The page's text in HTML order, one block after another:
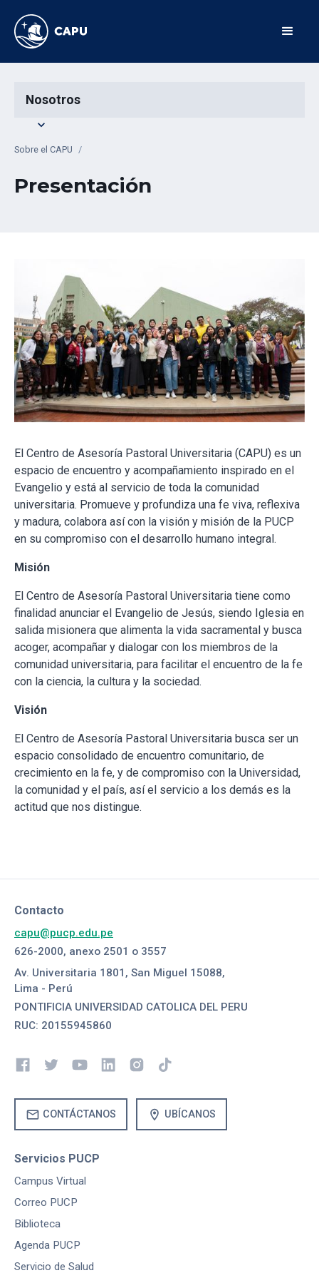
Nosotros
expand_more
Sobre el CAPU /
Presentación
El Centro de Asesoría Pastoral Universitaria (CAPU) es un
espacio de encuentro y acompañamiento inspirado en el
Evangelio y está al servicio de toda la comunidad
universitaria. Promueve y profundiza una fe viva, reflexiva
y madura, colabora así con la visión y misión de la PUCP
en su compromiso con el desarrollo humano integral.
Misión
El Centro de Asesoría Pastoral Universitaria tiene como
finalidad anunciar el Evangelio de Jesús, siendo Iglesia en
salida misionera que alimenta la vida sacramental y busca
acoger, acompañar y dialogar con los miembros de la
comunidad universitaria, para facilitar el encuentro de la fe
con la ciencia, la cultura y la sociedad.
Visión
El Centro de Asesoría Pastoral Universitaria busca ser un
espacio consolidado de encuentro comunitario, de
crecimiento en la fe, y de compromiso con la Universidad,
la comunidad y el país, así el servicio a los demás es la
actitud que nos distingue.
Contacto
capu@pucp.edu.pe
626-2000, anexo 2501 o 3557
Av. Universitaria 1801, San Miguel 15088,
Lima - Perú
PONTIFICIA UNIVERSIDAD CATOLICA DEL PERU
RUC: 20155945860
mail CONTÁCTANOS location_on UBÍCANOS
Servicios PUCP
Campus Virtual
Correo PUCP
Biblioteca
Agenda PUCP
Servicio de Salud